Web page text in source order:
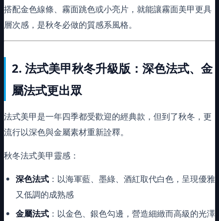
搭配金色線條、霧面跳色或小亮片，就能讓霧面美甲更具
層次感，是秋冬必做的質感系風格。
2. 法式美甲秋冬升級版：深色法式、金
屬法式更出眾
法式美甲是一年四季都受歡迎的經典款，但到了秋冬，更
流行以深色與金屬素材重新詮釋。
秋冬法式美甲靈感：
深色法式 ：以海軍藍、墨綠、酒紅取代白色，呈現優雅
又低調的成熟感
金屬法式 ：以金色、銀色勾邊，營造細緻而高級的光澤